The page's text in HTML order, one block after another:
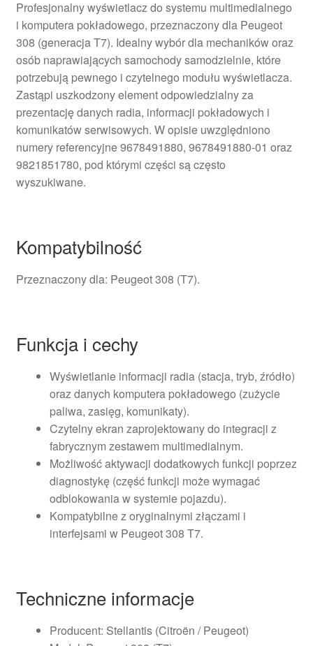
Profesjonalny wyświetlacz do systemu multimedialnego
i komputera pokładowego, przeznaczony dla Peugeot
308 (generacja T7). Idealny wybór dla mechaników oraz
osób naprawiających samochody samodzielnie, które
potrzebują pewnego i czytelnego modułu wyświetlacza.
Zastąpi uszkodzony element odpowiedzialny za
prezentację danych radia, informacji pokładowych i
komunikatów serwisowych. W opisie uwzględniono
numery referencyjne 9678491880, 9678491880-01 oraz
9821851780, pod którymi części są często
wyszukiwane.
Kompatybilność
Przeznaczony dla: Peugeot 308 (T7).
Funkcja i cechy
Wyświetlanie informacji radia (stacja, tryb, źródło)
oraz danych komputera pokładowego (zużycie
paliwa, zasięg, komunikaty).
Czytelny ekran zaprojektowany do integracji z
fabrycznym zestawem multimedialnym.
Możliwość aktywacji dodatkowych funkcji poprzez
diagnostykę (część funkcji może wymagać
odblokowania w systemie pojazdu).
Kompatybilne z oryginalnymi złączami i
interfejsami w Peugeot 308 T7.
Techniczne informacje
Producent: Stellantis (Citroën / Peugeot)